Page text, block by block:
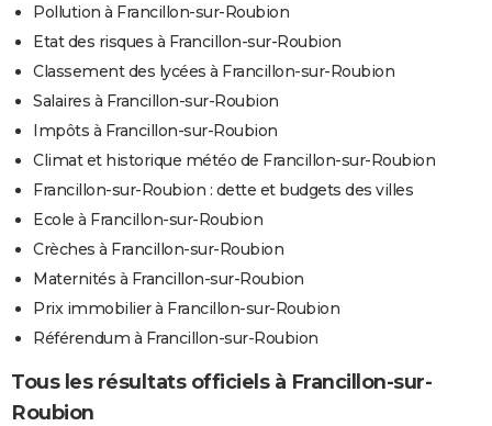
Pollution à Francillon-sur-Roubion
Etat des risques à Francillon-sur-Roubion
Classement des lycées à Francillon-sur-Roubion
Salaires à Francillon-sur-Roubion
Impôts à Francillon-sur-Roubion
Climat et historique météo de Francillon-sur-Roubion
Francillon-sur-Roubion : dette et budgets des villes
Ecole à Francillon-sur-Roubion
Crèches à Francillon-sur-Roubion
Maternités à Francillon-sur-Roubion
Prix immobilier à Francillon-sur-Roubion
Référendum à Francillon-sur-Roubion
Tous les résultats officiels à Francillon-sur-
Roubion